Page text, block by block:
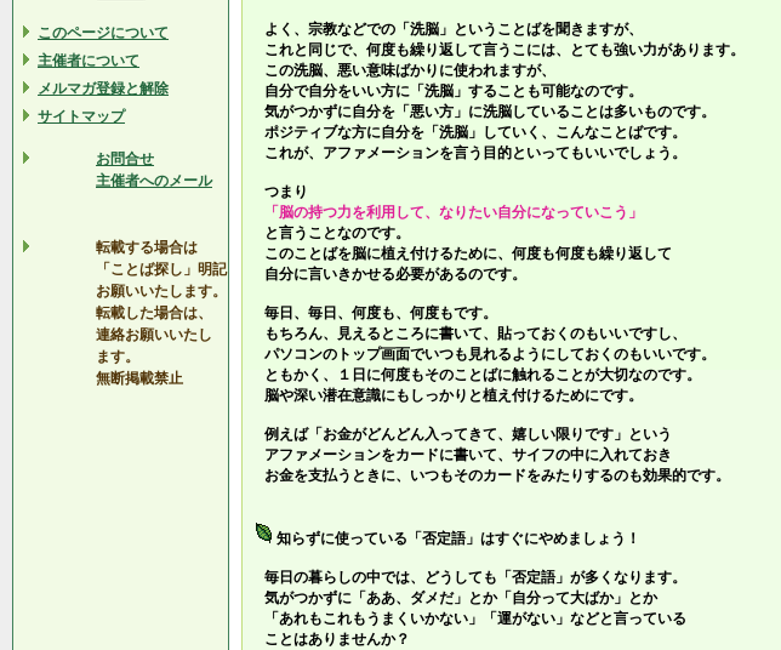
このページについて
主催者について
メルマガ登録と解除
サイトマップ
お問合せ
主催者へのメール
転載する場合は
「ことば探し」明記
お願いいたします。
転載した場合は、
連絡お願いいたし
ます。
無断掲載禁止
よく、宗教などでの「洗脳」ということばを聞きますが、
これと同じで、何度も繰り返して言うこには、とても強い力があります。
この洗脳、悪い意味ばかりに使われますが、
自分で自分をいい方に「洗脳」することも可能なのです。
気がつかずに自分を「悪い方」に洗脳していることは多いものです。
ポジティブな方に自分を「洗脳」していく、こんなことばです。
これが、アファメーションを言う目的といってもいいでしょう。
つまり
「脳の持つ力を利用して、なりたい自分になっていこう」
と言うことなのです。
このことばを脳に植え付けるために、何度も何度も繰り返して
自分に言いきかせる必要があるのです。
毎日、毎日、何度も、何度もです。
もちろん、見えるところに書いて、貼っておくのもいいですし、
パソコンのトップ画面でいつも見れるようにしておくのもいいです。
ともかく、１日に何度もそのことばに触れることが大切なのです。
脳や深い潜在意識にもしっかりと植え付けるためにです。
例えば「お金がどんどん入ってきて、嬉しい限りです」という
アファメーションをカードに書いて、サイフの中に入れておき
お金を支払うときに、いつもそのカードをみたりするのも効果的です。
知らずに使っている「否定語」はすぐにやめましょう！
毎日の暮らしの中では、どうしても「否定語」が多くなります。
気がつかずに「ああ、ダメだ」とか「自分って大ばか」とか
「あれもこれもうまくいかない」「運がない」などと言っている
ことはありませんか？